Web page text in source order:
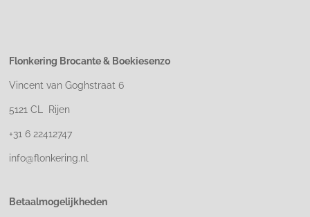
Flonkering Brocante & Boekiesenzo
Vincent van Goghstraat 6
5121 CL Rijen
+31 6 22412747
info@flonkering.nl
Betaalmogelijkheden